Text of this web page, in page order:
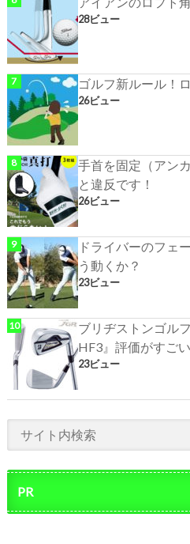
28ビュー
ゴルフ新ルール！
26ビュー
手首を固定（アン
と違反です！
26ビュー
ドライバーのフェ
う動くか？
23ビュー
ブリヂストンゴル
HF3』評価がすごい
23ビュー
PR